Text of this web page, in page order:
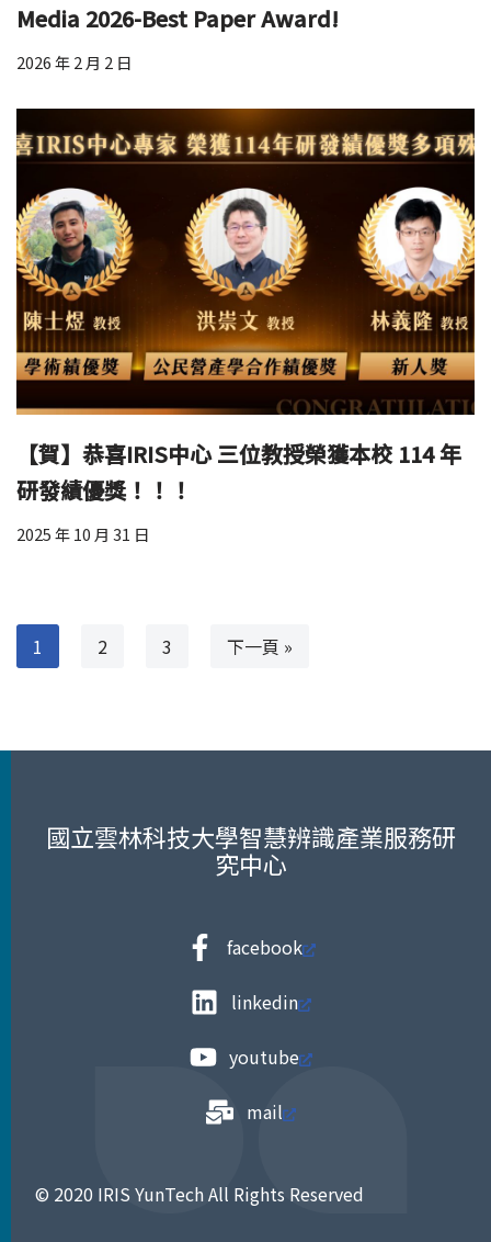
Media 2026-Best Paper Award!
2026 年 2 月 2 日
【賀】恭喜IRIS中心 三位教授榮獲本校 114 年
研發績優獎！！！
2025 年 10 月 31 日
1 2 3 下一頁 »
國立雲林科技大學智慧辨識產業服務研
究中心
facebook
linkedin
youtube
mail
© 2020 IRIS YunTech All Rights Reserved